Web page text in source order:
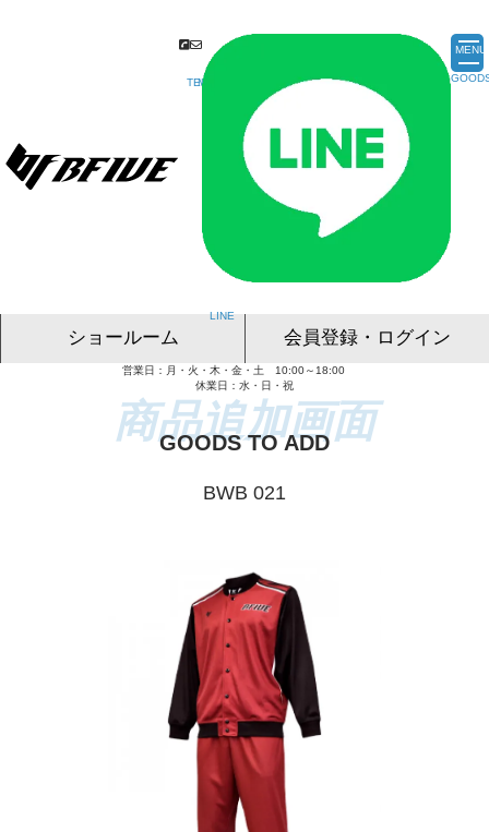
MENU
ショールーム
東京ショールーム
名古屋ショールーム
大阪ショールーム
福岡ショールーム
会員登録・ログイン
営業日：月・火・木・金・土 10:00～18:00
休業日：水・日・祝
GOODS TO ADD
BWB 021